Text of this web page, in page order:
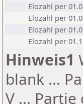
Elozahl per
Elozahl per
Elozahl per
Elozahl per
Hinweis1
blank ...
V ...